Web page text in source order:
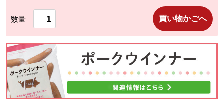
数量 買い物かごへ